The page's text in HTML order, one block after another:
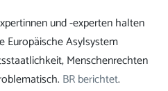
und -experten halten
Europäische Asylsystem
Menschenrechten
BR berichtet.